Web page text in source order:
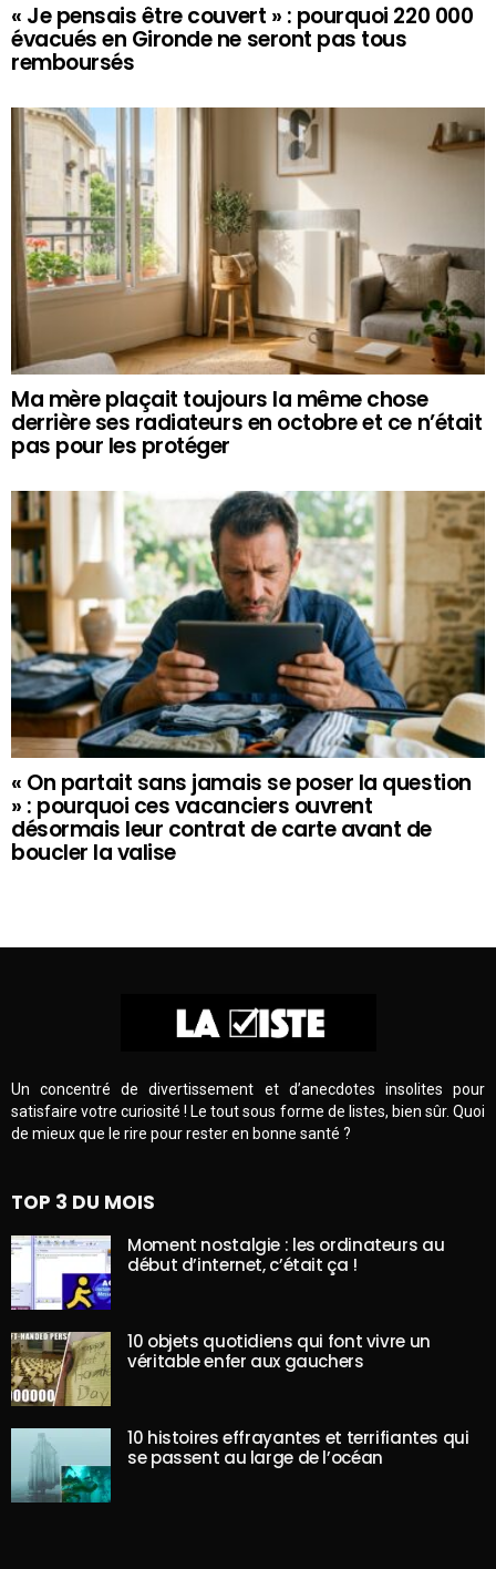
« Je pensais être couvert » : pourquoi 220 000
évacués en Gironde ne seront pas tous
remboursés
Ma mère plaçait toujours la même chose
derrière ses radiateurs en octobre et ce n’était
pas pour les protéger
« On partait sans jamais se poser la question
» : pourquoi ces vacanciers ouvrent
désormais leur contrat de carte avant de
boucler la valise
Un concentré de divertissement et d’anecdotes insolites pour
satisfaire votre curiosité ! Le tout sous forme de listes, bien sûr. Quoi
de mieux que le rire pour rester en bonne santé ?
TOP 3 DU MOIS
Moment nostalgie : les ordinateurs au
début d’internet, c’était ça !
10 objets quotidiens qui font vivre un
véritable enfer aux gauchers
10 histoires effrayantes et terrifiantes qui
se passent au large de l’océan